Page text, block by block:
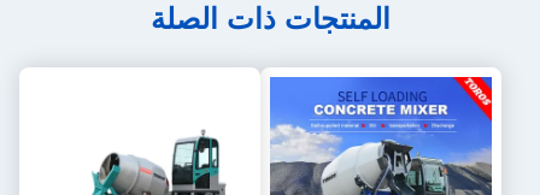
المنتجات ذات الصلة